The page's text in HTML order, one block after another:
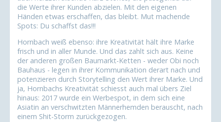
die Werte ihrer Kunden abzielen. Mit den eigenen
Händen etwas erschaffen, das bleibt. Mut machende
Spots: Du schaffst das!!!
Hornbach weiß ebenso: ihre Kreativität hält ihre Marke
frisch und in aller Munde. Und das zahlt sich aus. Keine
der anderen großen Baumarkt-Ketten - weder Obi noch
Bauhaus - legen in ihrer Kommunikation derart nach und
potenzieren durch Storytelling den Wert ihrer Marke. Und
ja, Hornbachs Kreativität schiesst auch mal übers Ziel
hinaus: 2017 wurde ein Werbespot, in dem sich eine
Asiatin an verschwitzten Männerhemden berauscht, nach
einem Shit-Storm zurückgezogen.